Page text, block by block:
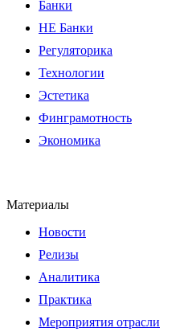
Банки
НЕ Банки
Регуляторика
Технологии
Эстетика
Финграмотность
Экономика
Материалы
Новости
Релизы
Аналитика
Практика
Мероприятия отрасли